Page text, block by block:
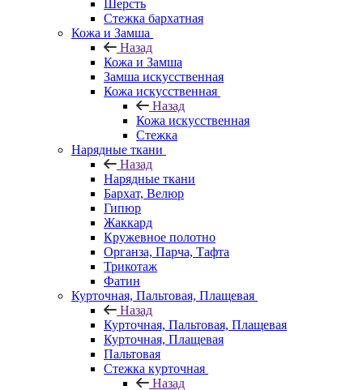
Шерсть
Стежка бархатная
Кожа и Замша
Назад
Кожа и Замша
Замша искусственная
Кожа искусственная
Назад
Кожа искусственная
Стежка
Нарядные ткани
Назад
Нарядные ткани
Бархат, Велюр
Гипюр
Жаккард
Кружевное полотно
Органза, Парча, Тафта
Трикотаж
Фатин
Курточная, Пальтовая, Плащевая
Назад
Курточная, Пальтовая, Плащевая
Курточная, Плащевая
Пальтовая
Стежка курточная
Назад